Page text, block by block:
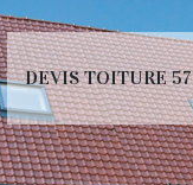
DEVIS TOITURE 57